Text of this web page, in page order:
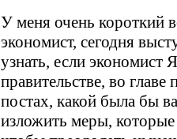
У меня очень короткий
экономист, сегодня
узнать, если экономист
правительстве, во
постах, какой была бы
изложить меры,